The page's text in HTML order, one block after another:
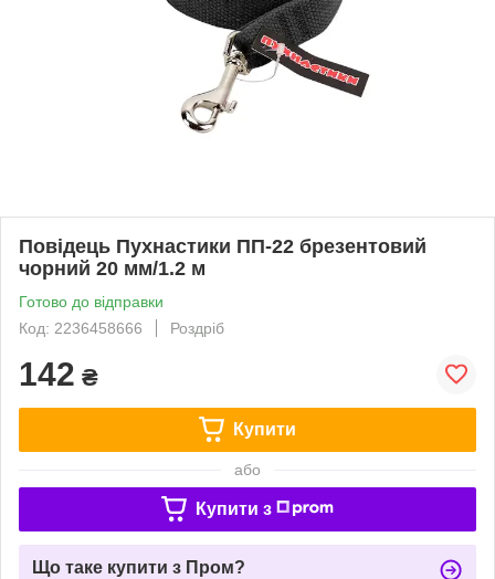
Повідець Пухнастики ПП-22 брезентовий
чорний 20 мм/1.2 м
Готово до відправки
Код: 2236458666
Роздріб
142 ₴
Купити
або
Купити з
Що таке купити з Пром?